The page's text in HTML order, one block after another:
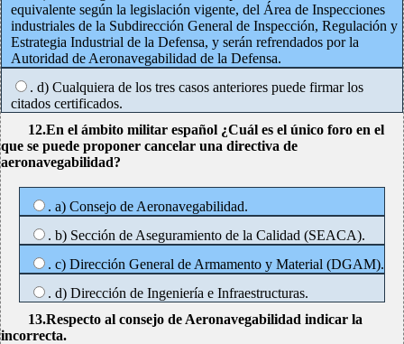
equivalente según la legislación vigente, del Área de Inspecciones
industriales de la Subdirección General de Inspección, Regulación y
Estrategia Industrial de la Defensa, y serán refrendados por la
Autoridad de Aeronavegabilidad de la Defensa.
. d) Cualquiera de los tres casos anteriores puede firmar los
citados certificados.
12.En el ámbito militar español ¿Cuál es el único foro en el
que se puede proponer cancelar una directiva de
aeronavegabilidad?
. a) Consejo de Aeronavegabilidad.
. b) Sección de Aseguramiento de la Calidad (SEACA).
. c) Dirección General de Armamento y Material (DGAM).
. d) Dirección de Ingeniería e Infraestructuras.
13.Respecto al consejo de Aeronavegabilidad indicar la
incorrecta.